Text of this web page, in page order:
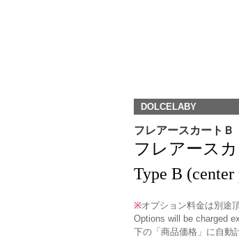
DOLCELABY
フレアースカートＢ
フレアース
Type B (center
※オプション料金は別途
Options will be charged
下の「商品価格」に自動